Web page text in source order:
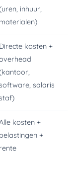
inhuur,
materialen)
Directe kosten +
salaris
kosten +
belastingen +
rente